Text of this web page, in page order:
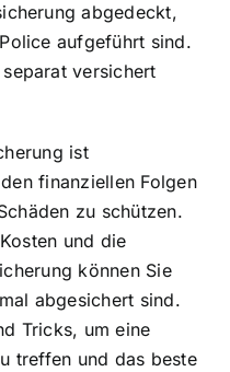
abgedeckt,
aufgeführt sind.
versichert
ist
finanziellen Folgen
zu schützen.
und die
können Sie
abgesichert sind.
Tricks, um eine
treffen und das beste